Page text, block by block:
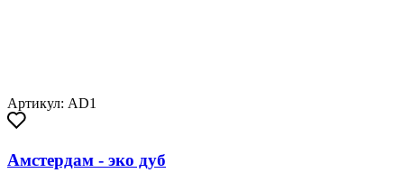
Артикул: AD1
Амстердам - эко дуб